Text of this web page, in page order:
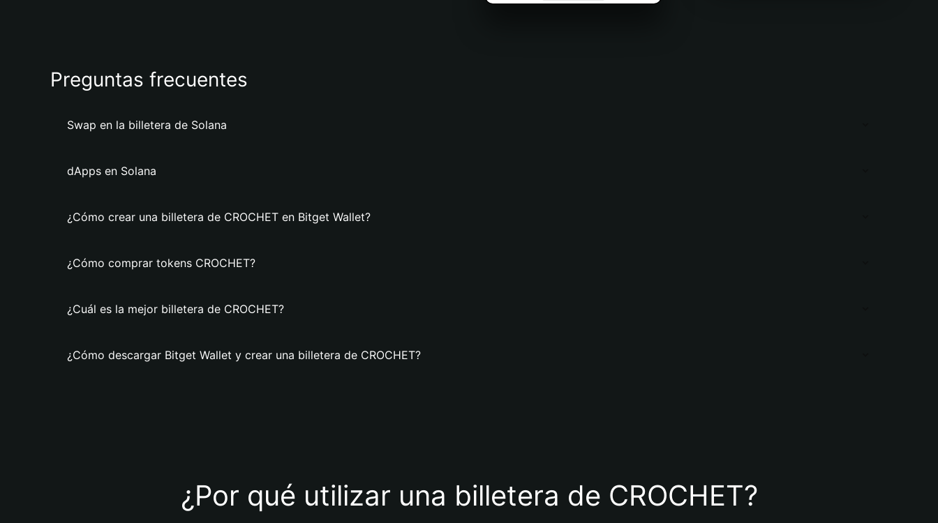
Preguntas frecuentes
Swap en la billetera de Solana
dApps en Solana
¿Cómo crear una billetera de CROCHET en Bitget Wallet?
¿Cómo comprar tokens CROCHET?
¿Cuál es la mejor billetera de CROCHET?
¿Cómo descargar Bitget Wallet y crear una billetera de CROCHET?
¿Por qué utilizar una billetera de CROCHET?